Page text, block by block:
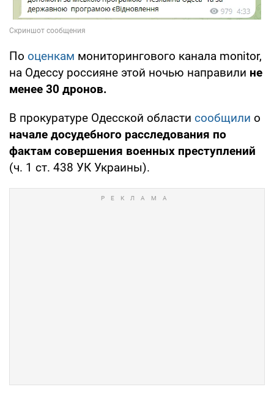
По оценкам мониторингового канала monitor,
на Одессу россияне этой ночью направили не
менее 30 дронов.
В прокуратуре Одесской области сообщили о
начале досудебного расследования по
фактам совершения военных преступлений
(ч. 1 ст. 438 УК Украины).